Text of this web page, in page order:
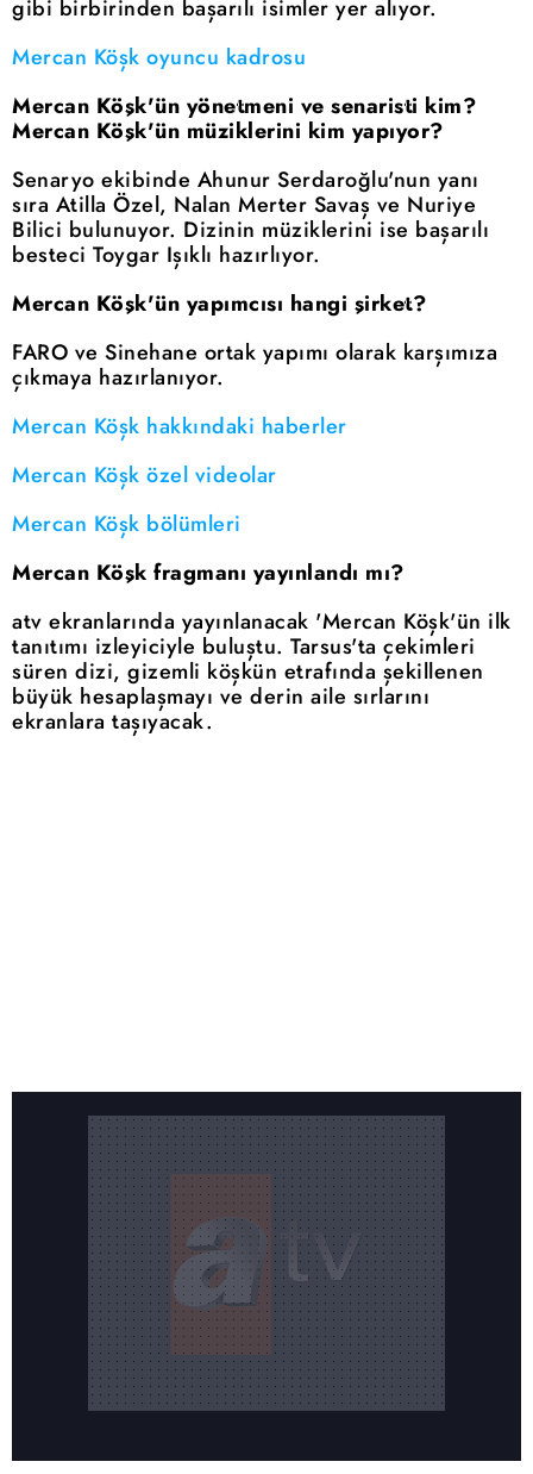
gibi birbirinden başarılı isimler yer alıyor.
Mercan Köşk oyuncu kadrosu
Mercan Köşk'ün yönetmeni ve senaristi kim?
Mercan Köşk'ün müziklerini kim yapıyor?
Senaryo ekibinde Ahunur Serdaroğlu'nun yanı
sıra Atilla Özel, Nalan Merter Savaş ve Nuriye
Bilici bulunuyor. Dizinin müziklerini ise başarılı
besteci Toygar Işıklı hazırlıyor.
Mercan Köşk'ün yapımcısı hangi şirket?
FARO ve Sinehane ortak yapımı olarak karşımıza
çıkmaya hazırlanıyor.
Mercan Köşk hakkındaki haberler
Mercan Köşk özel videolar
Mercan Köşk bölümleri
Mercan Köşk fragmanı yayınlandı mı?
atv ekranlarında yayınlanacak 'Mercan Köşk'ün ilk
tanıtımı izleyiciyle buluştu. Tarsus'ta çekimleri
süren dizi, gizemli köşkün etrafında şekillenen
büyük hesaplaşmayı ve derin aile sırlarını
ekranlara taşıyacak.